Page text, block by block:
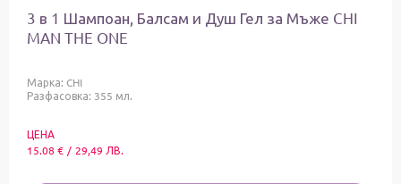
3 в 1 Шампоан, Балсам и Душ Гел за Мъже CHI
MAN THE ONE
Марка: CHI
Разфасовка: 355 мл.
ЦЕНА
15.08 € / 29,49 ЛВ.